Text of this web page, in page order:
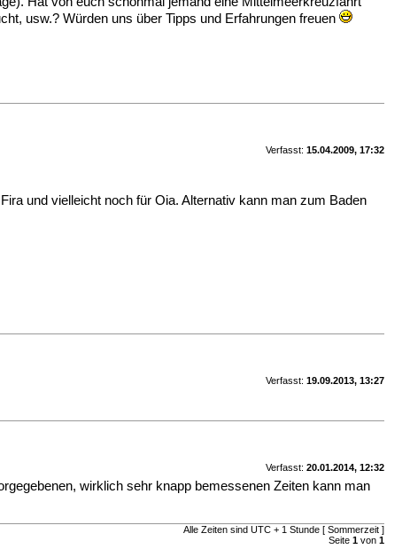
usw.? Würden uns über Tipps und Erfahrungen freuen
Verfasst: 15.04.2009, 17:32
und vielleicht noch für Oia. Alternativ kann man zum Baden
Verfasst: 19.09.2013, 13:27
Verfasst: 20.01.2014, 12:32
wirklich sehr knapp bemessenen Zeiten kann man
Alle Zeiten sind UTC + 1 Stunde [ Sommerzeit ]
Seite 1von 1